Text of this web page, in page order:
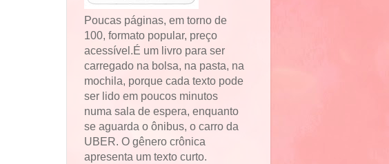
Poucas páginas, em torno de
100, formato popular, preço
acessível.É um livro para ser
carregado na bolsa, na pasta, na
mochila, porque cada texto pode
ser lido em poucos minutos
numa sala de espera, enquanto
se aguarda o ônibus, o carro da
UBER. O gênero crônica
apresenta um texto curto.